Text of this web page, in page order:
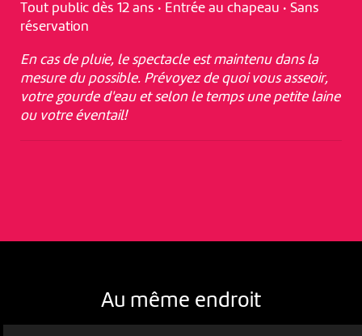
NOUS UTILISONS DES COOKIES
Tout public dès 12 ans · Entrée au chapeau · Sans
réservation
En cas de pluie, le spectacle est maintenu dans la
mesure du possible. Prévoyez de quoi vous asseoir,
votre gourde d'eau et selon le temps une petite laine
ou votre éventail!
Au même endroit